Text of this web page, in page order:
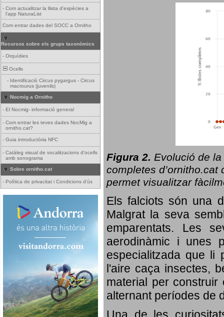
- Com actualitzar la llista d'espècies a
l'app NaturaList
Com entrar dades del SOCC a Ornitho
Recursos sobre els grups taxonòmics
- Orquídies
Ocells
- Identificació Circus pygargus - Circus
macrourus (juvenils)
Nocmig a Ornitho
- El Nocmig- informació general
- Com entrar les teves dades NocMig a
ornitho.cat?
- Guia introductòria NFC
- Catàleg visual de vocalitzacions d'ocells
amb sonograma
Sobre ornitho.cat
- Política de privacitat i Condicions d'ús
Figura 2. Evolució de la
completes d’ornitho.cat
permet visualitzar
Els falciots són una
Malgrat la seva
emparentats. Les
aerodinàmic i unes
especialitzada que li
l'aire caça insectes,
material per
alternant períodes de